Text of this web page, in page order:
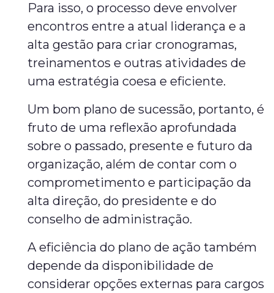
Para isso, o processo deve envolver
encontros entre a atual liderança e a
alta gestão para criar cronogramas,
treinamentos e outras atividades de
uma estratégia coesa e eficiente.
Um bom plano de sucessão, portanto, é
fruto de uma reflexão aprofundada
sobre o passado, presente e futuro da
organização, além de contar com o
comprometimento e participação da
alta direção, do presidente e do
conselho de administração.
A eficiência do plano de ação também
depende da disponibilidade de
considerar opções externas para cargos